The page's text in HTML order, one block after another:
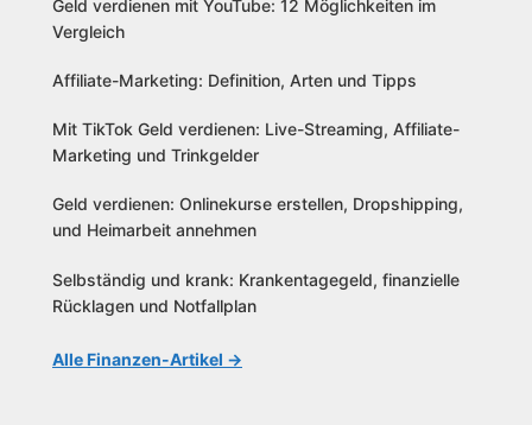
Geld verdienen mit YouTube: 12 Möglichkeiten im
Vergleich
Affiliate-Marketing: Definition, Arten und Tipps
Mit TikTok Geld verdienen: Live-Streaming, Affiliate-
Marketing und Trinkgelder
Geld verdienen: Onlinekurse erstellen, Dropshipping,
und Heimarbeit annehmen
Selbständig und krank: Krankentagegeld, finanzielle
Rücklagen und Notfallplan
Alle Finanzen-Artikel →